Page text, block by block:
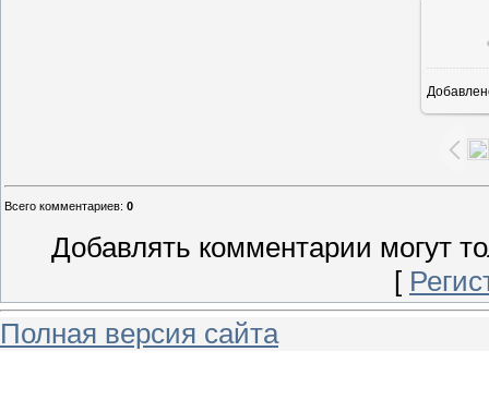
Всего комментариев: 0
Добавлять комментарии могут
[
Полная версия сайта